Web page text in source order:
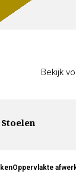
Bekijk
Stoelen